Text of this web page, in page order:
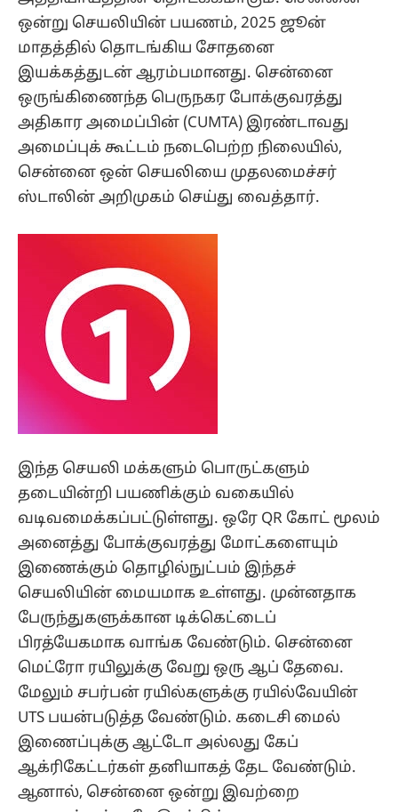
ஒன்று செயலியின் பயணம், 2025 ஜூன்
மாதத்தில் தொடங்கிய சோதனை
இயக்கத்துடன் ஆரம்பமானது. சென்னை
ஒருங்கிணைந்த பெருநகர போக்குவரத்து
அதிகார அமைப்பின் (CUMTA) இரண்டாவது
அமைப்புக் கூட்டம் நடைபெற்ற நிலையில்,
சென்னை ஒன் செயலியை முதலமைச்சர்
ஸ்டாலின் அறிமுகம் செய்து வைத்தார்.
இந்த செயலி மக்களும் பொருட்களும்
தடையின்றி பயணிக்கும் வகையில்
வடிவமைக்கப்பட்டுள்ளது. ஒரே QR கோட் மூலம்
அனைத்து போக்குவரத்து மோட்களையும்
இணைக்கும் தொழில்நுட்பம் இந்தச்
செயலியின் மையமாக உள்ளது. முன்னதாக
பேருந்துகளுக்கான டிக்கெட்டைப்
பிரத்யேகமாக வாங்க வேண்டும். சென்னை
மெட்ரோ ரயிலுக்கு வேறு ஒரு ஆப் தேவை.
மேலும் சபர்பன் ரயில்களுக்கு ரயில்வேயின்
UTS பயன்படுத்த வேண்டும். கடைசி மைல்
இணைப்புக்கு ஆட்டோ அல்லது கேப்
ஆக்ரிகேட்டர்கள் தனியாகத் தேட வேண்டும்.
ஆனால், சென்னை ஒன்று இவற்றை